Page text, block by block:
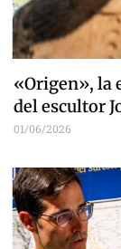
«Origen», la
del escultor
01/06/2026